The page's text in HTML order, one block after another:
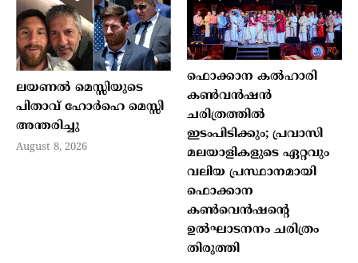
ലയണൽ മെസ്സിയുടെ
പിതാവ് ഹോർഹെ മെസ്സി
അന്തരിച്ചു
August 8, 2026
ഫൊക്കാന കൽഹാരി
കൺവൻഷൻ
ചരിത്രത്തിൽ
ഇടംപിടിക്കും; പ്രവാസി
മലയാളികളുടെ ഏറ്റവും
വലിയ പ്രസ്ഥാനമായി
ഫൊക്കാന
കൺവെൻഷന്റെ
ഉൽഘാടനനം ചരിത്രം
തിരുത്തി